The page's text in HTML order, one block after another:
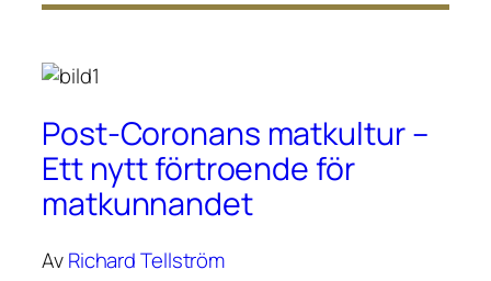
Post-Coronans matkultur –
Ett nytt förtroende för
matkunnandet
AvRichard Tellström